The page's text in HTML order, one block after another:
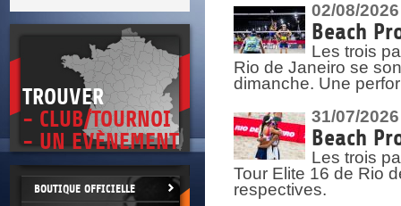
TROUVER
- CLUB/TOURNOI
- UN EVÈNEMENT
BOUTIQUE OFFICIELLE
02/08/2026
Beach
Les trois
Rio de Janeiro se
dimanche. Une
31/07/2026
Beach
Les trois
Tour Elite 16 de Rio
respectives.